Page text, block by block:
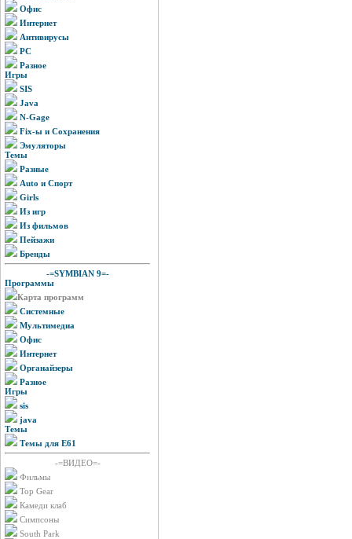
Офис
Интернет
Антивирусы
PC
Разное
Игры
SIS
Java
N-Gage
Fix-ы и Сохранения
Эмуляторы
Темы
Разные
Auto и Спорт
Girls
Из игр
Из фильмов
Пейзажи
Бренды
-=SYMBIAN 9=-
Программы
Карта программ
Системные
Мультимедиа
Офис
Интернет
Органайзеры
Разное
Игры
sis
java
Темы
Темы для E61
-=ВИДЕО=-
Фильмы
Top Gear
Камеди клаб
Симпсоны
South Park